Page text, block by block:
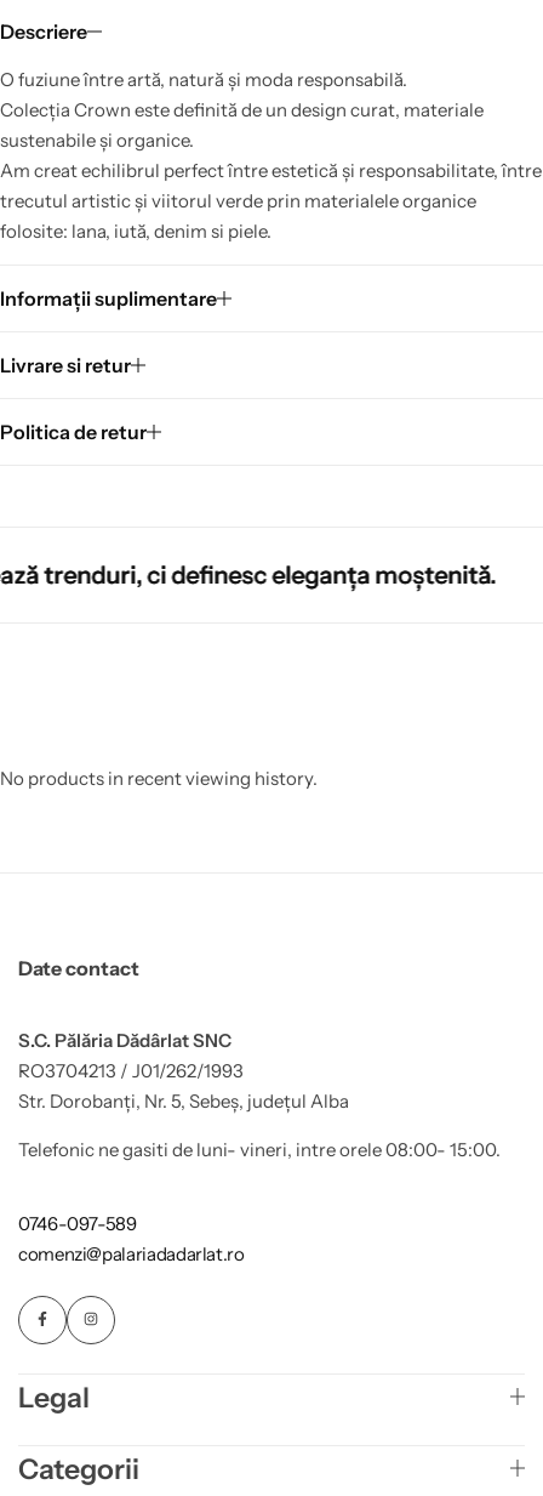
Descriere
O fuziune între artă, natură și moda responsabilă.
Colecția Crown este definită de un design curat, materiale
sustenabile și organice.
Am creat echilibrul perfect între estetică și responsabilitate, între
trecutul artistic și viitorul verde prin materialele organice
folosite: lana, iută, denim si piele.
Informații suplimentare
Livrare si retur
Politica de retur
trenduri, ci definesc eleganța moștenită.
trenduri, ci definesc eleganța moștenită.
trenduri, ci definesc eleganța moștenită.
No products in recent viewing history.
Date contact
S.C. Pălăria Dădârlat SNC
RO3704213 / J01/262/1993
Str. Dorobanți, Nr. 5, Sebeș, județul Alba
Telefonic ne gasiti de luni- vineri, intre orele 08:00- 15:00.
0746-097-589
comenzi@palariadadarlat.ro
Legal
Categorii